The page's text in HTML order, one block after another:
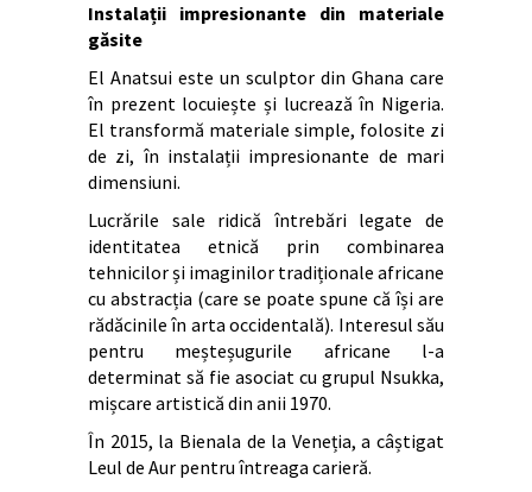
Instalații impresionante din materiale
găsite
El Anatsui este un sculptor din Ghana care
în prezent locuiește și lucrează în Nigeria.
El transformă materiale simple, folosite zi
de zi, în instalații impresionante de mari
dimensiuni.
Lucrările sale ridică întrebări legate de
identitatea etnică prin combinarea
tehnicilor și imaginilor tradiționale africane
cu abstracția (care se poate spune că își are
rădăcinile în arta occidentală). Interesul său
pentru meșteșugurile africane l-a
determinat să fie asociat cu grupul Nsukka,
mișcare artistică din anii 1970.
În 2015, la Bienala de la Veneția, a câștigat
Leul de Aur pentru întreaga carieră.